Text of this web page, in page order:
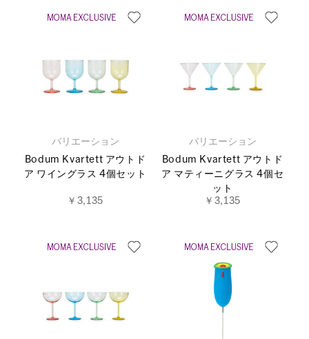
バリエーション
Bodum Kvartett アウトド
ア ワイングラス 4個セット
￥3,135
バリエーション
Bodum Kvartett アウトド
ア マティーニグラス 4個セ
ット
￥3,135